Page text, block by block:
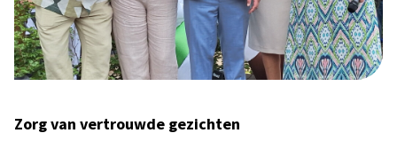
Zorg van vertrouwde gezichten